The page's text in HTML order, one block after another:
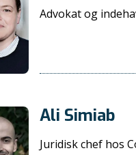
Advokat og
Ali Simiab
Juridisk chef hos